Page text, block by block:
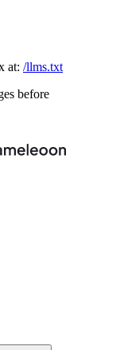
at: /llms.txt
before